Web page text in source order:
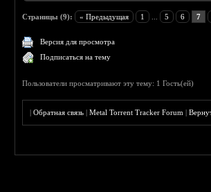
Страницы (9): « Предыдущая 1 5 6 7
Версия для просмотра
Подписаться на тему
Пользователи просматривают эту тему: 1 Гость(ей)
|Обратная связь |Metal Torrent Tracker Forum |